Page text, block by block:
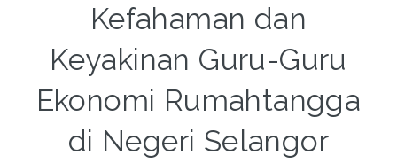
Kefahaman dan
Keyakinan Guru-Guru
Ekonomi Rumahtangga
di Negeri Selangor